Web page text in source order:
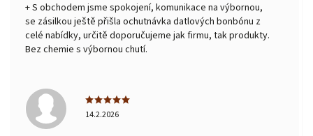
+ S obchodem jsme spokojení, komunikace na výbornou,
se zásilkou ještě přišla ochutnávka datlových bonbónu z
celé nabídky, určitě doporučujeme jak firmu, tak produkty.
Bez chemie s výbornou chutí.
14.2.2026